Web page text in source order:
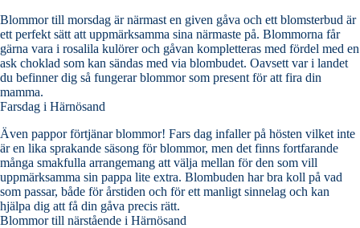
Blommor till morsdag är närmast en given gåva och ett blomsterbud är
ett perfekt sätt att uppmärksamma sina närmaste på. Blommorna får
gärna vara i rosalila kulörer och gåvan kompletteras med fördel med en
ask choklad som kan sändas med via blombudet. Oavsett var i landet
du befinner dig så fungerar blommor som present för att fira din
mamma.
Farsdag i Härnösand
Även pappor förtjänar blommor! Fars dag infaller på hösten vilket inte
är en lika sprakande säsong för blommor, men det finns fortfarande
många smakfulla arrangemang att välja mellan för den som vill
uppmärksamma sin pappa lite extra. Blombuden har bra koll på vad
som passar, både för årstiden och för ett manligt sinnelag och kan
hjälpa dig att få din gåva precis rätt.
Blommor till närstående i Härnösand